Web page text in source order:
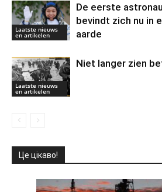
Laatste nieuws
en artikelen
De eerste
bevindt zich nu in
aarde
Laatste nieuws
en artikelen
Niet langer zien
Це цікаво!